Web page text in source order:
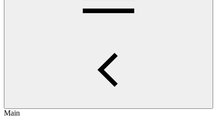
Main